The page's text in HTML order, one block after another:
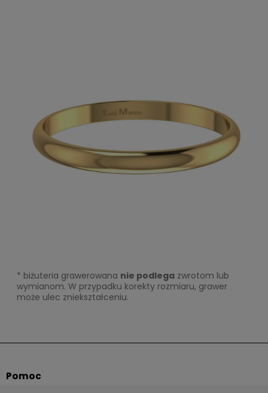
* biżuteria grawerowana nie podlega zwrotom lub
wymianom. W przypadku korekty rozmiaru, grawer
może ulec zniekształceniu.
Pomoc